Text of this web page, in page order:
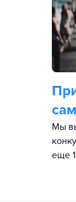
Мы
еще